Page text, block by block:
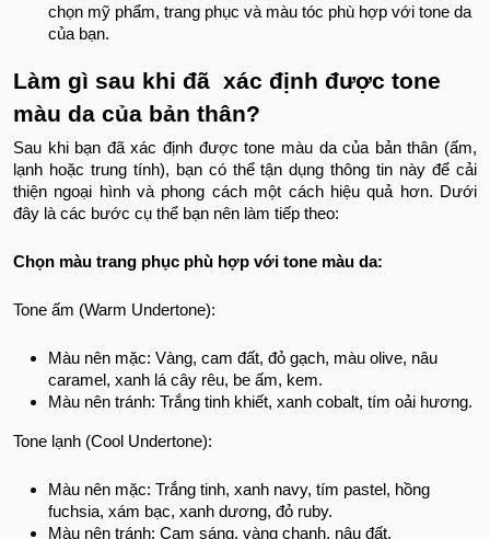
chọn mỹ phẩm, trang phục và màu tóc phù hợp với tone da
của bạn.
Làm gì sau khi đã xác định được tone
màu da của bản thân?
Sau khi bạn đã xác định được tone màu da của bản thân (ấm,
lạnh hoặc trung tính), bạn có thể tận dụng thông tin này để cải
thiện ngoại hình và phong cách một cách hiệu quả hơn. Dưới
đây là các bước cụ thể bạn nên làm tiếp theo:
Chọn màu trang phục phù hợp với tone màu da:
Tone ấm (Warm Undertone):
Màu nên mặc: Vàng, cam đất, đỏ gạch, màu olive, nâu
caramel, xanh lá cây rêu, be ấm, kem.
Màu nên tránh: Trắng tinh khiết, xanh cobalt, tím oải hương.
Tone lạnh (Cool Undertone):
Màu nên mặc: Trắng tinh, xanh navy, tím pastel, hồng
fuchsia, xám bạc, xanh dương, đỏ ruby.
Màu nên tránh: Cam sáng, vàng chanh, nâu đất.